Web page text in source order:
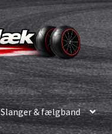
Slanger & fælgband